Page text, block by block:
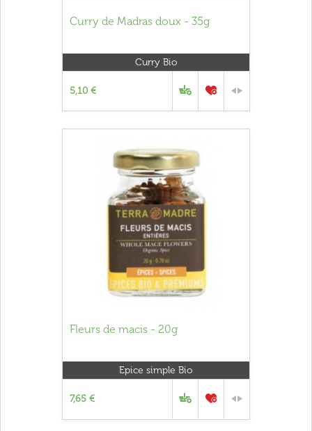
Curry de Madras doux - 35g
Curry Bio
5,10 €
Fleurs de macis - 20g
Epice simple Bio
7,65 €